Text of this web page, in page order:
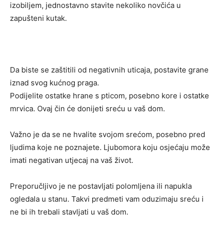
izobiljem, jednostavno stavite nekoliko novčića u
zapušteni kutak.
Da biste se zaštitili od negativnih uticaja, postavite grane
iznad svog kućnog praga.
Podijelite ostatke hrane s pticom, posebno kore i ostatke
mrvica. Ovaj čin će donijeti sreću u vaš dom.
Važno je da se ne hvalite svojom srećom, posebno pred
ljudima koje ne poznajete. Ljubomora koju osjećaju može
imati negativan utjecaj na vaš život.
Preporučljivo je ne postavljati polomljena ili napukla
ogledala u stanu. Takvi predmeti vam oduzimaju sreću i
ne bi ih trebali stavljati u vaš dom.